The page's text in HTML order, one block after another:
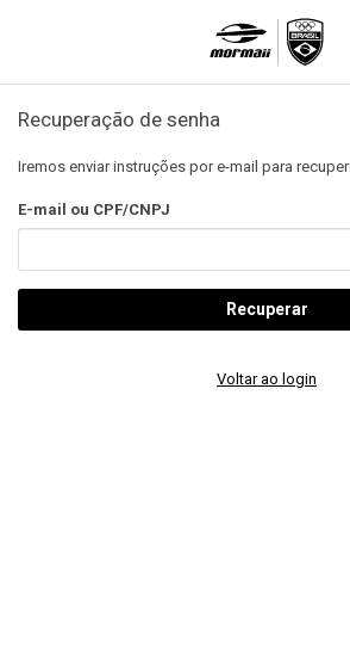
Recuperação de senha
Iremos enviar instruções por e-mail para
E-mail ou CPF/CNPJ
Recuperar
Voltar ao login